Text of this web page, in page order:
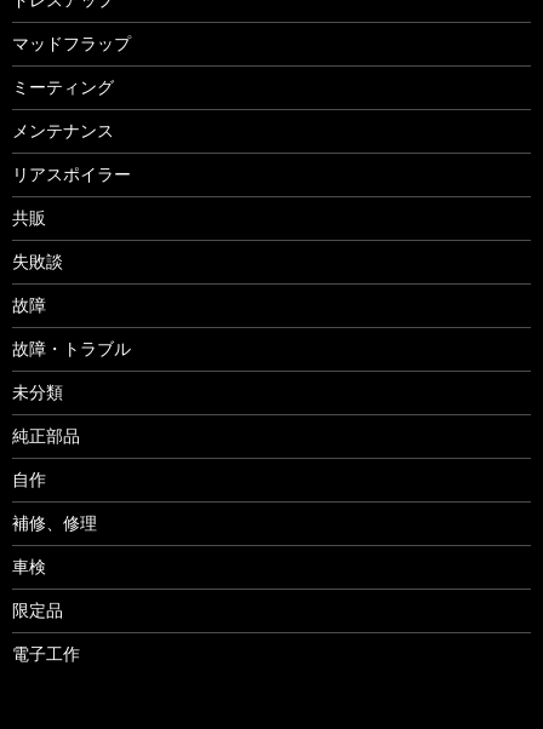
マッドフラップ
ミーティング
メンテナンス
リアスポイラー
共販
失敗談
故障
故障・トラブル
未分類
純正部品
自作
補修、修理
車検
限定品
電子工作